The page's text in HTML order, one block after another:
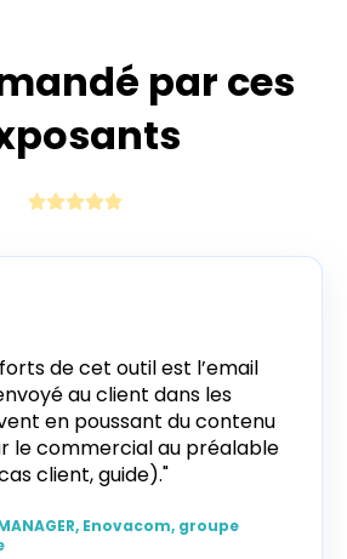
par ces
de cet outil est l’email
au client dans les
en poussant du contenu
le commercial au préalable
client, guide)."
Enovacom, groupe